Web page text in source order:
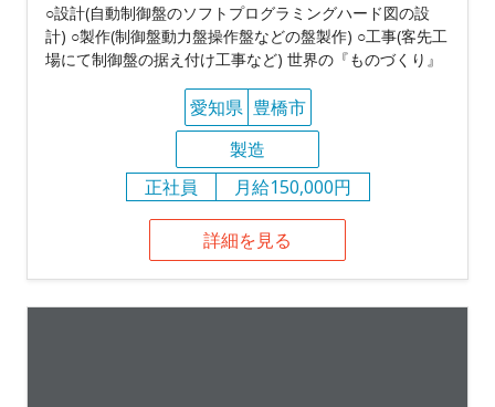
○設計(自動制御盤のソフトプログラミングハード図の設
計) ○製作(制御盤動力盤操作盤などの盤製作) ○工事(客先工
場にて制御盤の据え付け工事など) 世界の『ものづくり』
愛知県 豊橋市
製造
正社員
月給150,000円
詳細を見る